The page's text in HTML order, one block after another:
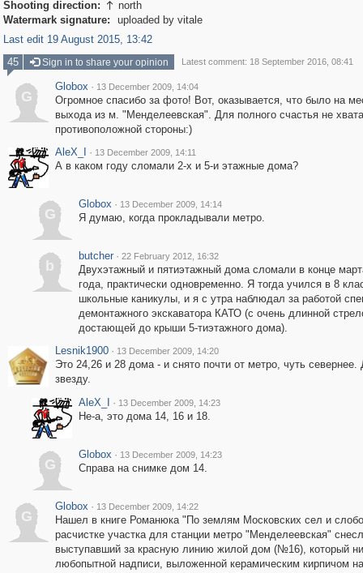
Shooting direction:  north
Watermark signature:
uploaded by vitale
Last edit 19 August 2015, 13:42
45
Sign in to share your opinion Latest comment: 18 September 2016, 08:41
G
Globox · 13 December 2009, 14:04
Огромное спасибо за фото! Вот, оказывается, что было на
выхода из м. "Менделеевская". Для полного счастья не
противоположной стороны:)
AleX_I
· 13 December 2009, 14:11
А в каком году сломали 2-х и 5-и этажные дома?
G
Globox · 13 December 2009, 14:14
Я думаю, когда прокладывали метро.
b
butcher · 22 February 2012, 16:32
Двухэтажный и пятиэтажный дома сломали в конце
года, практически одновременно. Я тогда учился в 8
школьные каникулы, и я с утра наблюдал за работой
демонтажного экскаватора КАТО (с очень длинной
достающей до крыши 5-тиэтажного дома).
Lesnik1900 · 13 December 2009, 14:20
Это 24,26 и 28 дома - и снято почти от метро, чуть севернее.
звезду.
AleX_I
· 13 December 2009, 14:23
Не-а, это дома 14, 16 и 18.
G
Globox · 13 December 2009, 14:23
Справа на снимке дом 14.
G
Globox · 13 December 2009, 14:22
Нашел в книге Романюка "По землям Московских сел и
расчистке участка для станции метро "Менделеевская"
выступавший за красную линию жилой дом (№16), который
любопытной надписи, выложенной керамическим кирпичом